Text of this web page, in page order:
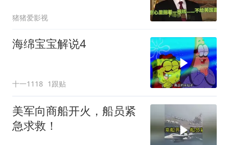
猪猪爱影视
海绵宝宝解说4
十一1118 1跟贴
美军向商船开火，船员紧
急求救！